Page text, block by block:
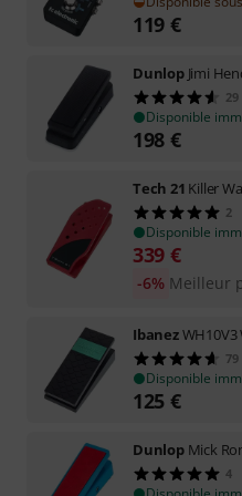
119 €
Dunlop Jimi
29
Disponible
198 €
Tech 21 Killer
2
Disponible
339 €
Meilleur
-6%
IbanezWH10V3
79
Disponible
125 €
Dunlop Mick
4